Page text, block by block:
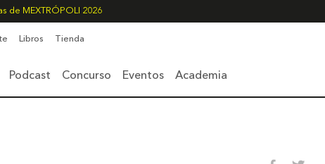
de MEXTRÓPOLI 2026
Libros Tienda
Podcast Concurso Eventos Academia